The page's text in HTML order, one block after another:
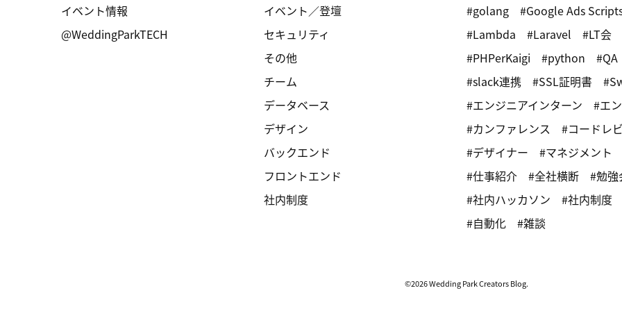
イベント／登壇
セキュリティ
その他
チーム
データベース
デザイン
バックエンド
フロントエンド
社内制度
golang
Google Ads
Lambda
Laravel
LT会
PHPerKaigi
python
QA
slack連携
SSL証明書
エンジニアインターン
エ
カンファレンス
コードレ
デザイナー
マネジメント
仕事紹介
全社横断
勉強
社内ハッカソン
社内制度
自動化
雑談
イベント情報
@WeddingParkTECH
©2026 Wedding Park Creators Blog.